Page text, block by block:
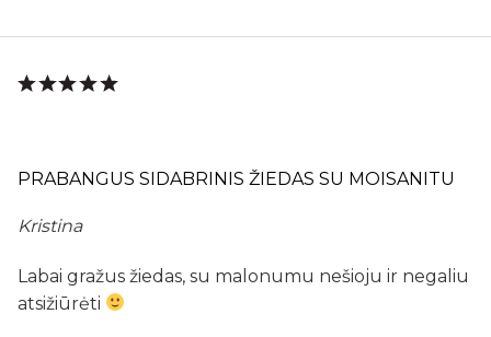
PRABANGUS SIDABRINIS ŽIEDAS SU MOISANITU
Kristina
Labai gražus žiedas, su malonumu nešioju ir negaliu
atsižiūrėti